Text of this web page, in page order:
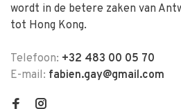
wordt in de betere zaken van
tot Hong Kong.
Telefoon: +32 483 00 05 70
E-mail: fabien.gay@gmail.com